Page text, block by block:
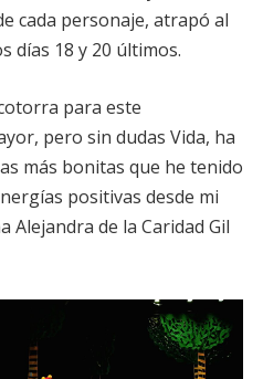
cada personaje, atrapó al
días 18 y 20 últimos.
para este
pero sin dudas Vida, ha
más bonitas que he tenido
positivas desde mi
Alejandra de la Caridad Gil